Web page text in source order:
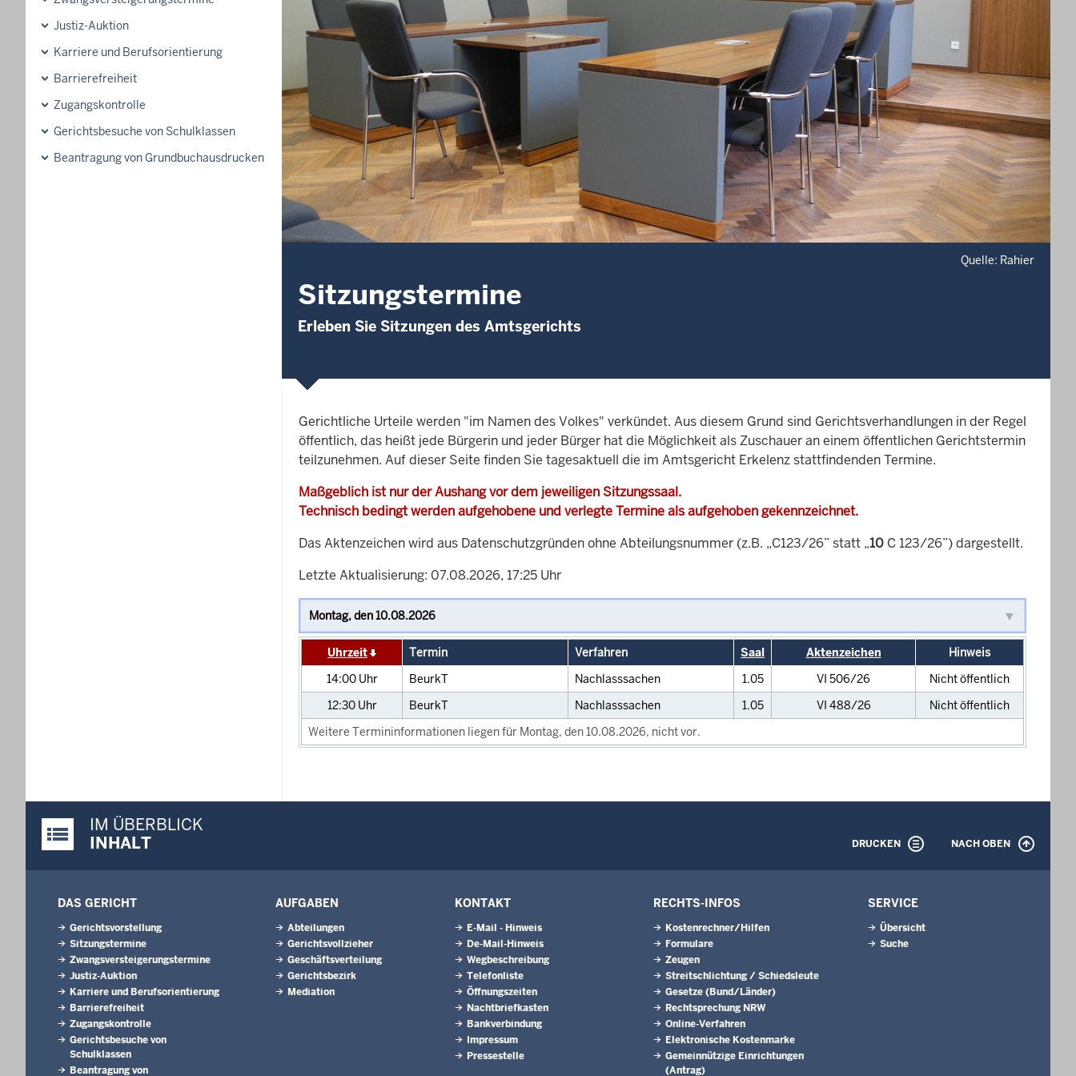
Justiz-Auktion
Karriere und Berufsorientierung
Barrierefreiheit
Zugangskontrolle
Gerichtsbesuche von Schulklassen
Beantragung von Grundbuchausdrucken
Quelle: Rahier
Sitzungstermine
Erleben Sie Sitzungen des Amtsgerichts
Gerichtliche Urteile werden "im Namen des Volkes" verkündet. Aus diesem Grund sind Gerichtsverhandlungen in der Regel
öffentlich, das heißt jede Bürgerin und jeder Bürger hat die Möglichkeit als Zuschauer an einem öffentlichen Gerichtstermin
teilzunehmen. Auf dieser Seite finden Sie tagesaktuell die im Amtsgericht Erkelenz stattfindenden Termine.
Maßgeblich ist nur der Aushang vor dem jeweiligen Sitzungssaal.
Technisch bedingt werden aufgehobene und verlegte Termine als aufgehoben gekennzeichnet.
Das Aktenzeichen wird aus Datenschutzgründen ohne Abteilungsnummer (z.B. „C123/26” statt „10 C 123/26”) dargestellt.
Letzte Aktualisierung: 07.08.2026, 17:25 Uhr
Uhrzeit Termin Verfahren Saal Aktenzeichen
Hinweis
14:00 Uhr BeurkT Nachlasssachen 1.05 VI 506/26
Nicht öffentlich
12:30 Uhr BeurkT Nachlasssachen 1.05 VI 488/26
Nicht öffentlich
Weitere Termininformationen liegen für Montag, den 10.08.2026, nicht vor.
Justiz-Portal im Überblick:
IM ÜBERBLICK
INHALT
DRUCKEN NACH OBEN
DAS GERICHT
Gerichtsvorstellung
Sitzungstermine
Zwangsversteigerungs­termine
Justiz-Auktion
Karriere und Berufsorientierung
Barrierefreiheit
Zugangskontrolle
Gerichtsbesuche von
Schulklassen
Beantragung von
AUFGABEN
Abteilungen
Gerichtsvollzieher
Geschäftsverteilung
Gerichtsbezirk
Mediation
KONTAKT
E-Mail - Hinweis
De-Mail-Hinweis
Wegbeschreibung
Telefonliste
Öffnungszeiten
Nachtbriefkasten
Bankverbindung
Impressum
Pressestelle
RECHTS-INFOS
Kostenrechner/Hilfen
Formulare
Zeugen
Streitschlichtung / Schiedsleute
Gesetze (Bund/Länder)
Rechtsprechung NRW
Online-Verfahren
Elektronische Kostenmarke
Gemeinnützige Einrichtungen
(Antrag)
SERVICE
Übersicht
Suche